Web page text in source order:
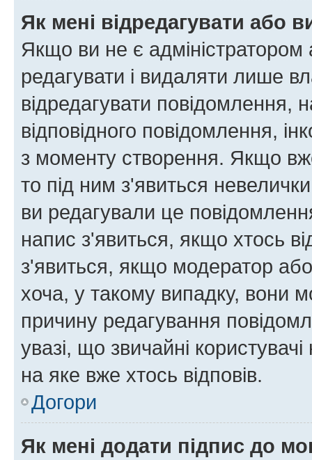
Як мені відредагувати або
Якщо ви не є
редагувати і видаляти лише
відредагувати повідомлення,
відповідного повідомлення,
з моменту створення. Якщо
то під ним з'явиться
ви редагували це
напис з'явиться, якщо хтось
з'явиться, якщо модератор
хоча, у такому випадку, вони
причину редагування
увазі, що звичайні
на яке вже хтось відповів.
Догори
Як мені додати підпис до